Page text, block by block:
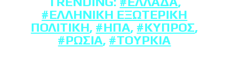
#ΕΛΛΗΝΙΚΉ ΕΞΩΤΕΡΙΚΉ
ΠΟΛΙΤΙΚΉ, #ΗΠΑ, #ΚΎΠΡΟΣ,
#ΡΩΣΊΑ, #ΤΟΥΡΚΊΑ